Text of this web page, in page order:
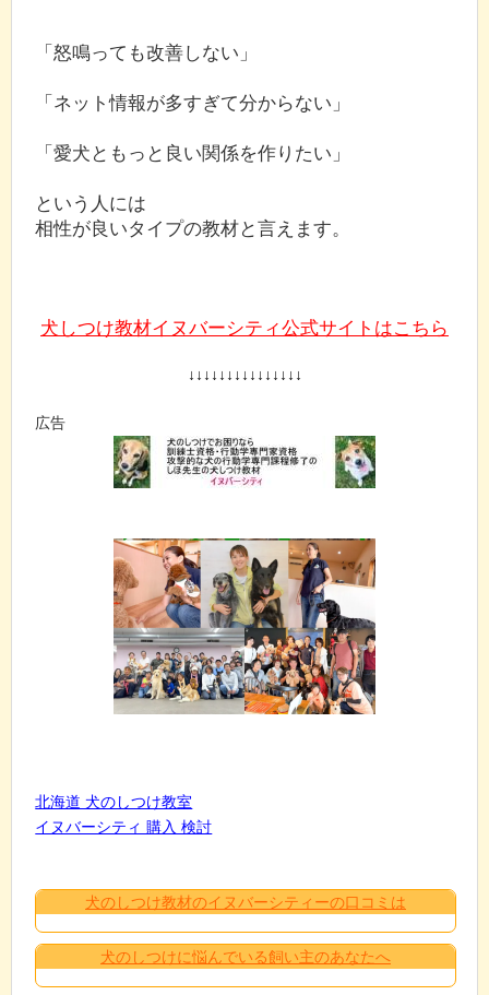
「怒鳴っても改善しない」
「ネット情報が多すぎて分からない」
「愛犬ともっと良い関係を作りたい」
という人には
相性が良いタイプの教材と言えます。
犬しつけ教材イヌバーシティ公式サイトはこちら
↓↓↓↓↓↓↓↓↓↓↓↓↓↓↓
広告
北海道 犬のしつけ教室
イヌバーシティ 購入 検討
犬のしつけ教材のイヌバーシティーの口コミは
犬のしつけに悩んでいる飼い主のあなたへ